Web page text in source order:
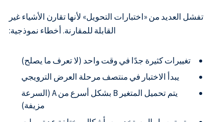
تفشل العديد من «اختبارات التحويل» لأنها تقارن الأشياء غير
القابلة للمقارنة. أخطاء نموذجية:
تغييرات كثيرة جدًا في وقت واحد (لا تعرف ما يصلح)
يبدأ الاختبار في منتصف مرحلة العرض الترويجي
يتم تحميل المتغير B بشكل أسرع من A (السرعة
مزيفة)